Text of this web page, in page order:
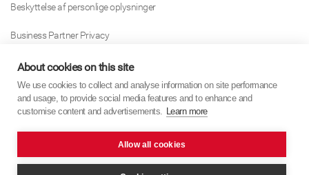
Beskyttelse af personlige oplysninger
Business Partner Privacy
Cookie Politik
Modern Slavery Act Policy
About cookies on this site
We use cookies to collect and analyse information on site performance
and usage, to provide social media features and to enhance and
customise content and advertisements. Learn more
Allow all cookies